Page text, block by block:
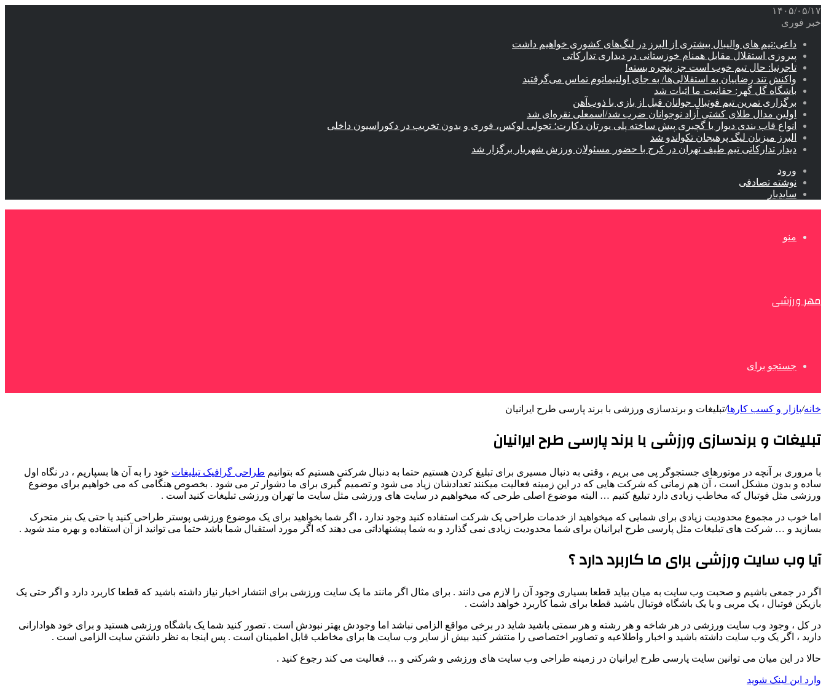
۱۴۰۵/۰۵/۱۷
خبر فوری
داعی:تیم های والیبال بیشتری از البرز در لیگ‌های کشوری خواهیم داشت
پیروزی استقلال مقابل همنام خوزستانی در دیداری تدارکاتی
تاجرنیا: حال تیم خوب است جز پنجره بسته!
واکنش تند رضاییان به استقلالی‌ها/ به جای اولتیماتوم تماس می‌گرفتید
باشگاه گل گهر: حقانیت ما اثبات شد
برگزاری تمرین تیم فوتبال جوانان قبل از بازی با ذوب‌آهن
اولین مدال طلای کشتی آزاد نوجوانان ضرب شد/اسمعلی نقره‌ای شد
انواع قاب بندی دیوار با گچبری پیش ساخته پلی یورتان دکارت؛ تحولی لوکس، فوری و بدون تخریب در دکوراسیون داخلی
البرز میزبان لیگ پرهیجان تکواندو شد
دیدار تدارکاتی تیم طیف تهران در کرج با حضور مسئولان ورزش شهریار برگزار شد
ورود
نوشته تصادفی
سایدبار
منو
مهر ورزشی
جستجو برای
خانه/بازار و کسب کارها/تبلیغات و برندسازی ورزشی با برند پارسی طرح ایرانیان
تبلیغات و برندسازی ورزشی با برند پارسی طرح ایرانیان
با مروری بر آنچه در موتورهای جستجوگر پی می بریم ، وقتی به دنبال مسیری برای تبلیغ کردن هستیم حتما به دنبال شرکتی هستیم که بتوانیم طراحی گرافیک تبلیغات خود را به آن ها بسپاریم ، در نگاه اول
ساده و بدون مشکل است ، آن هم زمانی که شرکت هایی که در این زمینه فعالیت میکنند تعدادشان زیاد می شود و تصمیم گیری برای ما دشوار تر می شود . بخصوص هنگامی که می خواهیم برای موضوع
ورزشی مثل فوتبال که مخاطب زیادی دارد تبلیغ کنیم … البته موضوع اصلی طرحی که میخواهیم در سایت های ورزشی مثل سایت ما تهران ورزشی تبلیغات کنید است .
اما خوب در مجموع محدودیت زیادی برای شمایی که میخواهید از خدمات طراحی یک شرکت استفاده کنید وجود ندارد ، اگر شما بخواهید برای یک موضوع ورزشی پوستر طراحی کنید یا حتی یک بنر متحرک
بسازید و … شرکت های تبلیغات مثل پارسی طرح ایرانیان برای شما محدودیت زیادی نمی گذارد و به شما پیشنهاداتی می دهند که اگر مورد استقبال شما باشد حتما می توانید از آن استفاده و بهره مند شوید .
آیا وب سایت ورزشی برای ما کاربرد دارد ؟
اگر در جمعی باشیم و صحبت وب سایت به میان بیاید قطعا بسیاری وجود آن را لازم می دانند . برای مثال اگر مانند ما یک سایت ورزشی برای انتشار اخبار نیاز داشته باشید که قطعا کاربرد دارد و اگر حتی یک
بازیکن فوتبال ، یک مربی و یا یک باشگاه فوتبال باشید قطعا برای شما کاربرد خواهد داشت .
در کل ، وجود وب سایت ورزشی در هر شاخه و هر رشته و هر سمتی باشید شاید در برخی مواقع الزامی نباشد اما وجودش بهتر نبودش است . تصور کنید شما یک باشگاه ورزشی هستید و برای خود هوادارانی
دارید ، اگر یک وب سایت داشته باشید و اخبار واطلاعیه و تصاویر اختصاصی را منتشر کنید بیش از سایر وب سایت ها برای مخاطب قابل اطمینان است . پس اینجا به نظر داشتن سایت الزامی است .
حالا در این میان می توانین سایت پارسی طرح ایرانیان در زمینه طراحی وب سایت های ورزشی و شرکتی و … فعالیت می کند رجوع کنید .
وارد این لینک شوید